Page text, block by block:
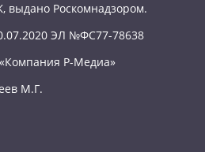
выдано Роскомнадзором.
ЭЛ №ФС77-78638
Р-Медиа»
М.Г.